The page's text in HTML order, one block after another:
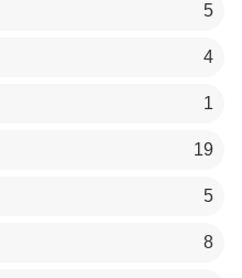
5
4
1
19
5
8